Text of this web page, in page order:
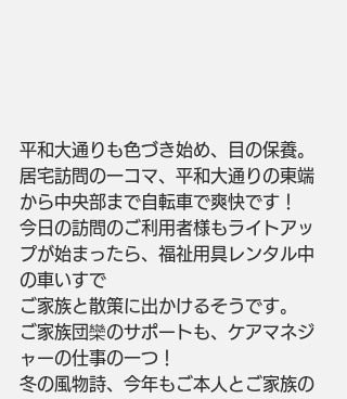
平和大通りも色づき始め、目の保養。
居宅訪問の一コマ、平和大通りの東端
から中央部まで自転車で爽快です！
今日の訪問のご利用者様もライトアッ
プが始まったら、福祉用具レンタル中
の車いすで
ご家族と散策に出かけるそうです。
ご家族団欒のサポートも、ケアマネジ
ャーの仕事の一つ！
冬の風物詩、今年もご本人とご家族の